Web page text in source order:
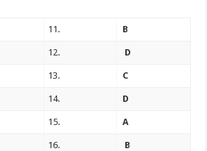
11. B
12. D
13. C
14. D
15. A
16. B